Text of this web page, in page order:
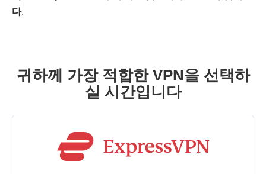
다.
귀하께 가장 적합한 VPN을 선택하
실 시간입니다